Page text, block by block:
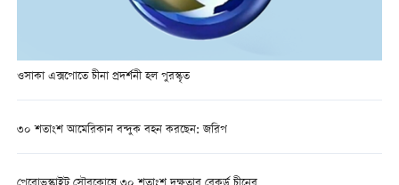
ওসাকা এক্সপোতে চীনা প্রদর্শনী হল পুরস্কৃত
৩০ শতাংশ আমেরিকান বন্দুক বহন করছেন: জরিপ